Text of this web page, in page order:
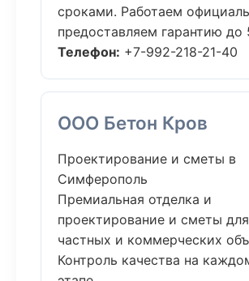
сроками. Работаем
предоставляем гарантию до
Телефон: +7-992-218-21-40
ООО Бетон Кров
Проектирование и сметы в
Симферополь
Премиальная отделка и
проектирование и сметы для
частных и коммерческих
Контроль качества на